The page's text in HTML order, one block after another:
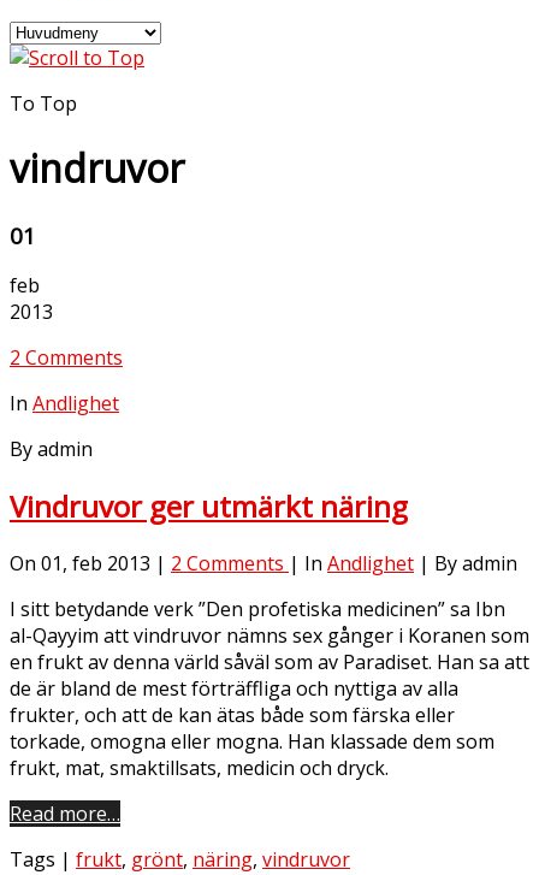
To Top
vindruvor
01
feb
2013
2 Comments
In Andlighet
By admin
Vindruvor ger utmärkt näring
On 01, feb 2013 | 2 Comments | In Andlighet | By admin
I sitt betydande verk ”Den profetiska medicinen” sa Ibn
al-Qayyim att vindruvor nämns sex gånger i Koranen som
en frukt av denna värld såväl som av Paradiset. Han sa att
de är bland de mest förträffliga och nyttiga av alla
frukter, och att de kan ätas både som färska eller
torkade, omogna eller mogna. Han klassade dem som
frukt, mat, smaktillsats, medicin och dryck.
Read more…
Tags | frukt, grönt, näring, vindruvor